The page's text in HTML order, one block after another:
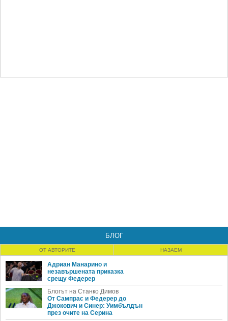
БЛОГ
ОТ АВТОРИТЕ НАЗАЕМ
Адриан Манарино и
незавършената приказка
срещу Федерер
Блогът на Станко Димов
От Сампрас и Федерер до
Джокович и Синер: Уимбълдън
през очите на Серина